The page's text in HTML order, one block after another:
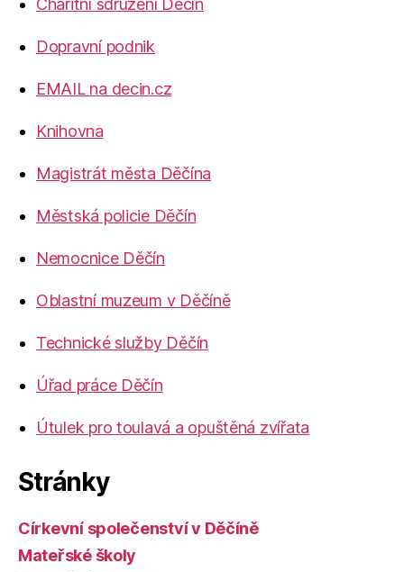
Charitní sdružení Děčín
Dopravní podnik
EMAIL na decin.cz
Knihovna
Magistrát města Děčína
Městská policie Děčín
Nemocnice Děčín
Oblastní muzeum v Děčíně
Technické služby Děčín
Úřad práce Děčín
Útulek pro toulavá a opuštěná zvířata
Stránky
Církevní společenství v Děčíně
Mateřské školy